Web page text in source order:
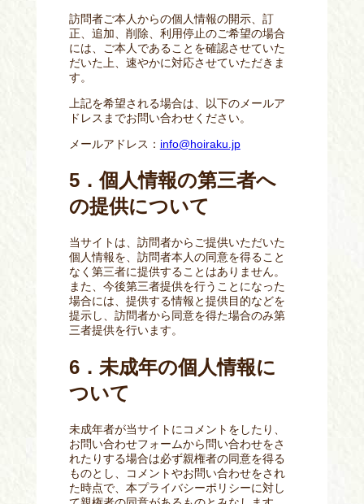
訪問者ご本人からの個人情報の開示、訂
正、追加、削除、利用停止のご希望の場合
には、ご本人であることを確認させていた
だいた上、速やかに対応させていただきま
す。
上記を希望される場合は、以下のメールア
ドレスまでお問い合わせください。
メールアドレス： info@hoiraku.jp
5．個人情報の第三者へ
の提供について
当サイトは、訪問者からご提供いただいた
個人情報を、訪問者本人の同意を得ること
なく第三者に提供することはありません。
また、今後第三者提供を行うことになった
場合には、提供する情報と提供目的などを
提示し、訪問者から同意を得た場合のみ第
三者提供を行います。
6．未成年の個人情報に
ついて
未成年者が当サイトにコメントをしたり、
お問い合わせフォームから問い合わせをさ
れたりする場合は必ず親権者の同意を得る
ものとし、コメントやお問い合わせをされ
た時点で、本プライバシーポリシーに対し